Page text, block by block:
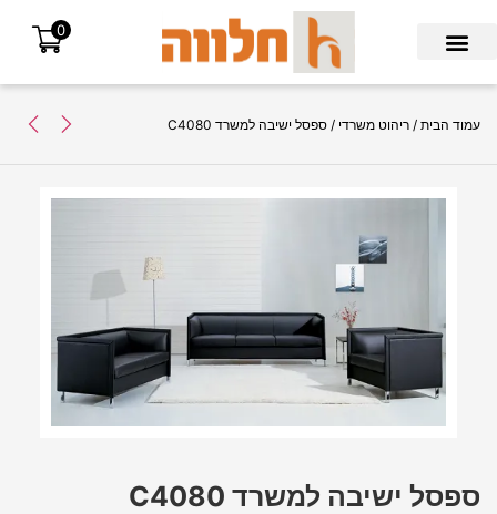
0
עמוד הבית / ריהוט משרדי / ספסל ישיבה למשרד C4080
ספסל ישיבה למשרד C4080